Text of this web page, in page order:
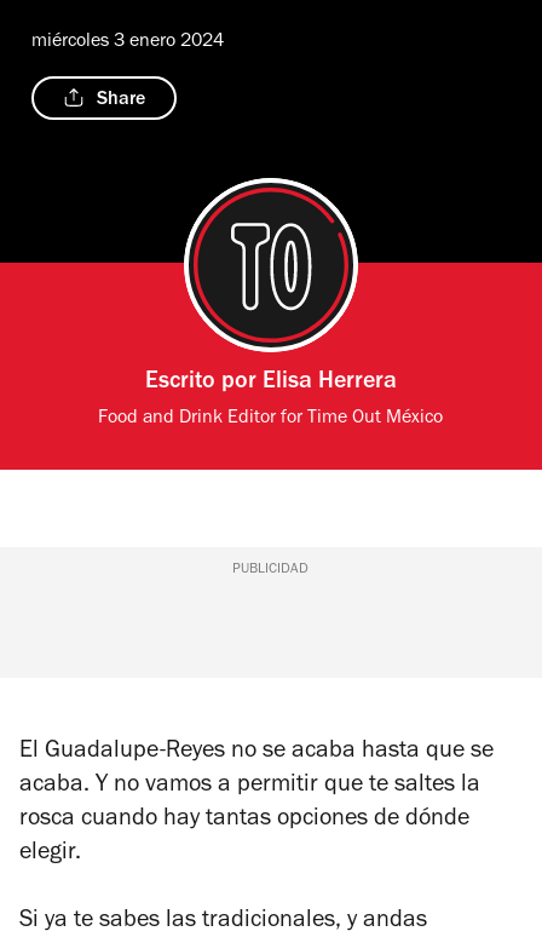
miércoles 3 enero 2024
Share
Escrito por Elisa Herrera
Food and Drink Editor for Time Out México
PUBLICIDAD
El Guadalupe-Reyes no se acaba hasta que se
acaba. Y no vamos a permitir que te saltes la
rosca cuando hay tantas opciones de dónde
elegir.
Si ya te sabes las tradicionales, y andas